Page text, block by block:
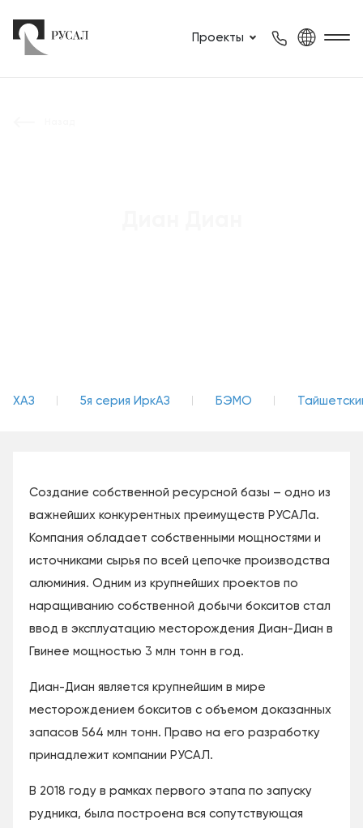
Проекты
ХАЗ 5я серия ИркАЗ БЭМО
Создание собственной ресурсной базы – одно из
важнейших конкурентных преимуществ РУСАЛа.
Компания обладает собственными мощностями и
источниками сырья по всей цепочке производства
алюминия. Одним из крупнейших проектов по
наращиванию собственной добычи бокситов стал
ввод в эксплуатацию месторождения Диан-Диан в
Гвинее мощностью 3 млн тонн в год.
Диан-Диан является крупнейшим в мире
месторождением бокситов с объемом доказанных
запасов 564 млн тонн. Право на его разработку
принадлежит компании РУСАЛ.
В 2018 году в рамках первого этапа по запуску
рудника, была построена вся сопутствующая